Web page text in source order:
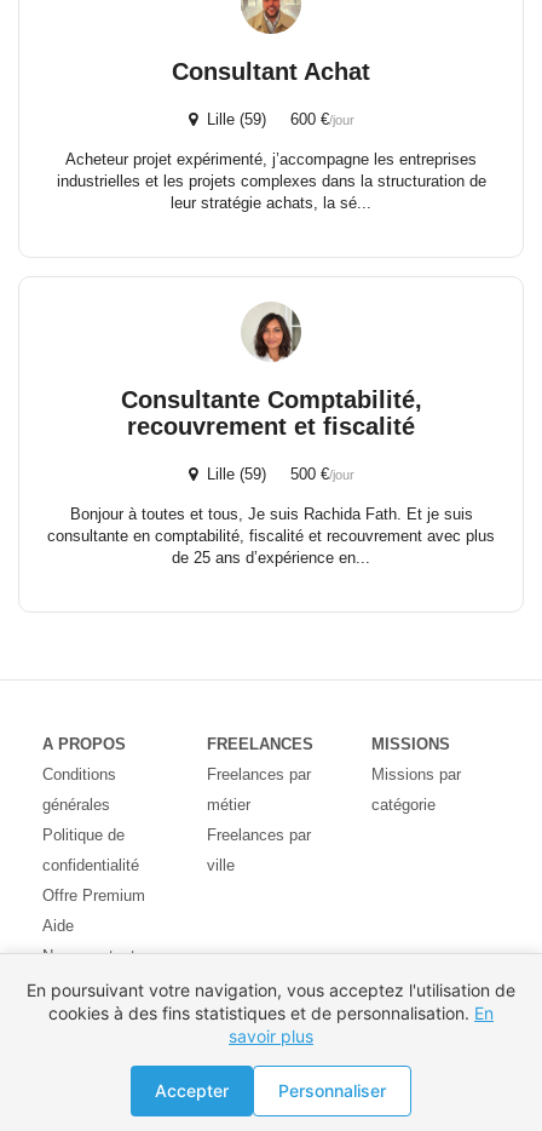
Consultant Achat
Lille (59) 600 €/jour
Acheteur projet expérimenté, j’accompagne les entreprises
industrielles et les projets complexes dans la structuration de
leur stratégie achats, la sé...
Consultante Comptabilité,
recouvrement et fiscalité
Lille (59) 500 €/jour
Bonjour à toutes et tous, Je suis Rachida Fath. Et je suis
consultante en comptabilité, fiscalité et recouvrement avec plus
de 25 ans d’expérience en...
Proposer une mission
A PROPOS
Conditions
générales
Politique de
confidentialité
Offre Premium
Aide
Nous contacter
Avis des
utilisateurs
FREELANCES
Freelances par
métier
Freelances par
ville
MISSIONS
Missions par
catégorie
En poursuivant votre navigation, vous acceptez l'utilisation de
cookies à des fins statistiques et de personnalisation. En
savoir plus
Accepter Personnaliser